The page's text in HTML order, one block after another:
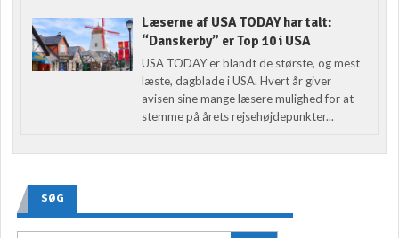
Læserne af USA TODAY har talt:
“Danskerby” er Top 10 i USA
USA TODAY er blandt de største, og mest
læste, dagblade i USA. Hvert år giver
avisen sine mange læsere mulighed for at
stemme på årets rejsehøjdepunkter...
SØG